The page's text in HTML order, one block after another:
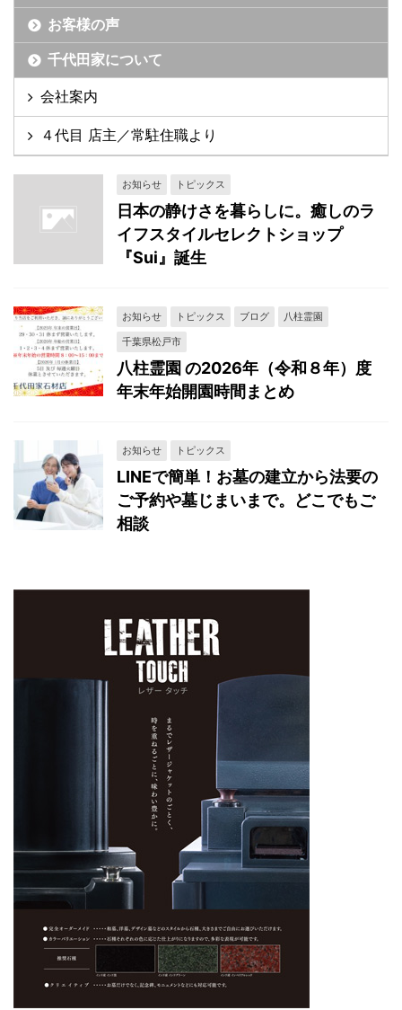
お客様の声
千代田家について
会社案内
４代目 店主／常駐住職より
お知らせ トピックス
日本の静けさを暮らしに。癒しのラ
イフスタイルセレクトショップ
『Sui』誕生
お知らせ トピックス ブログ
八柱霊園
千葉県松戸市
八柱霊園 の2026年（令和８年）度
年末年始開園時間まとめ
お知らせ トピックス
LINEで簡単！お墓の建立から法要の
ご予約や墓じまいまで。どこでもご
相談